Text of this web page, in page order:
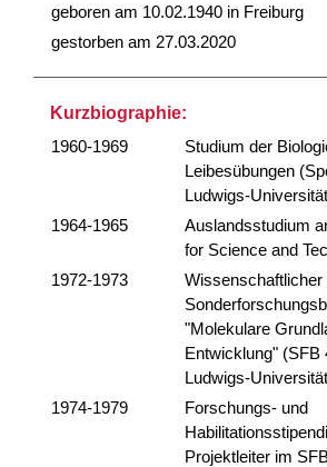
geboren am 10.02.1940 in Freiburg
gestorben am 27.03.2020
Kurzbiographie:
1960-1969
Studium der
Leibesübungen
Ludwigs-
1964-1965
Auslandsstudium
for Science and
1972-1973
Wissenschaftlicher
"Molekulare
Entwicklung" (SFB
Ludwigs-
1974-1979
Forschungs- und
Projektleiter im